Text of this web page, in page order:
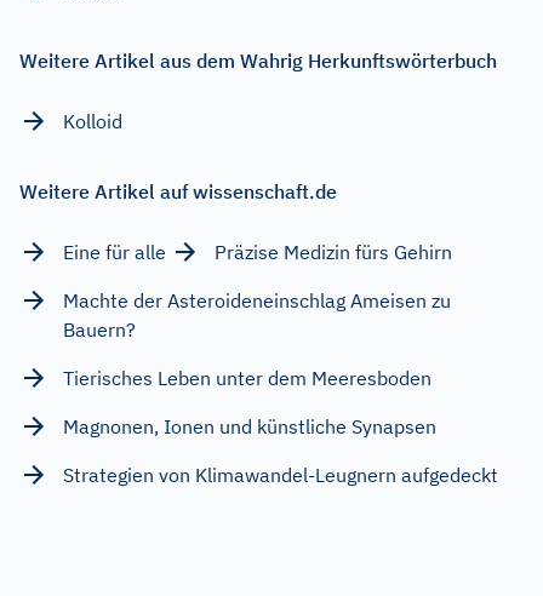
Weitere Artikel aus dem Wahrig Herkunftswörterbuch
Kolloid
Weitere Artikel auf wissenschaft.de
Eine für alle
Präzise Medizin fürs Gehirn
Machte der Asteroideneinschlag Ameisen zu
Bauern?
Tierisches Leben unter dem Meeresboden
Magnonen, Ionen und künstliche Synapsen
Strategien von Klimawandel-Leugnern aufgedeckt